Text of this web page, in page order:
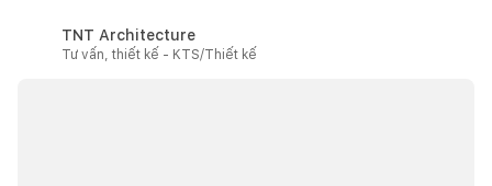
TNT Architecture
Tư vấn, thiết kế - KTS/Thiết kế